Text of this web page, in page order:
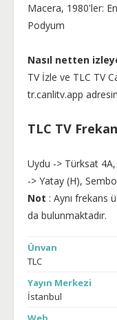
Macera, 1980'ler:
Podyum
Nasıl netten
TV İzle ve TLC TV
tr.canlitv.app
TLC TV
Uydu -> Türksat
-> Yatay (H),
Not : Aynı frekans
da bulunmaktadır.
Ünvan
TLC
Yayın Merkezi
İstanbul